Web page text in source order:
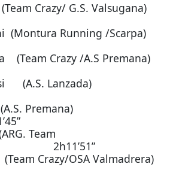
Crazy/ G.S. Valsugana)
(Montura Running /Scarpa)
(Team Crazy /A.S Premana)
(A.S. Lanzada)
(A.S. Premana)
Team
2h11’51”
Crazy/OSA Valmadrera)